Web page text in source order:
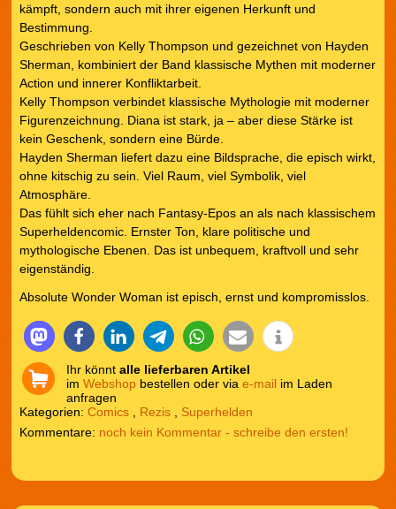
kämpft, sondern auch mit ihrer eigenen Herkunft und
Bestimmung.
Geschrieben von Kelly Thompson und gezeichnet von Hayden
Sherman, kombiniert der Band klassische Mythen mit moderner
Action und innerer Konfliktarbeit.
Kelly Thompson verbindet klassische Mythologie mit moderner
Figurenzeichnung. Diana ist stark, ja – aber diese Stärke ist
kein Geschenk, sondern eine Bürde.
Hayden Sherman liefert dazu eine Bildsprache, die episch wirkt,
ohne kitschig zu sein. Viel Raum, viel Symbolik, viel
Atmosphäre.
Das fühlt sich eher nach Fantasy-Epos an als nach klassischem
Superheldencomic. Ernster Ton, klare politische und
mythologische Ebenen. Das ist unbequem, kraftvoll und sehr
eigenständig.
Absolute Wonder Woman ist episch, ernst und kompromisslos.
Ihr könnt alle lieferbaren Artikel
im Webshop bestellen oder via e-mail im Laden
anfragen
Kategorien: Comics, Rezis, Superhelden
noch kein Kommentar - schreibe den ersten!